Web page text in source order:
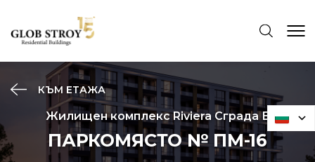
КЪМ ЕТАЖА
Жилищен комплекс Riviera Сграда Б
ПАРКОМЯСТО № ПМ-16